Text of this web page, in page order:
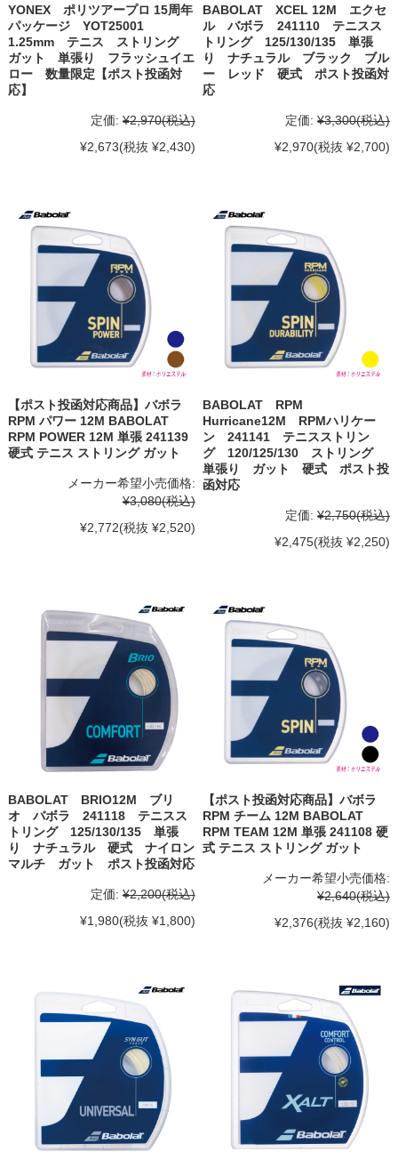
YONEX ポリツアープロ 15周年
パッケージ YOT25001
1.25mm テニス ストリング
ガット 単張り フラッシュイエ
ロー 数量限定【ポスト投函対
応】
定価: ¥2,970(税込)
¥2,673(税抜 ¥2,430)
BABOLAT XCEL 12M エクセ
ル バボラ 241110 テニスス
トリング 125/130/135 単張
り ナチュラル ブラック ブル
ー レッド 硬式 ポスト投函対
応
定価: ¥3,300(税込)
¥2,970(税抜 ¥2,700)
【ポスト投函対応商品】バボラ
RPM パワー 12M BABOLAT
RPM POWER 12M 単張 241139
硬式 テニス ストリング ガット
メーカー希望小売価格:
¥3,080(税込)
¥2,772(税抜 ¥2,520)
BABOLAT RPM
Hurricane12M RPMハリケー
ン 241141 テニスストリン
グ 120/125/130 ストリング
単張り ガット 硬式 ポスト投
函対応
定価: ¥2,750(税込)
¥2,475(税抜 ¥2,250)
BABOLAT BRIO12M ブリ
オ バボラ 241118 テニスス
トリング 125/130/135 単張
り ナチュラル 硬式 ナイロン
マルチ ガット ポスト投函対応
定価: ¥2,200(税込)
¥1,980(税抜 ¥1,800)
【ポスト投函対応商品】バボラ
RPM チーム 12M BABOLAT
RPM TEAM 12M 単張 241108 硬
式 テニス ストリング ガット
メーカー希望小売価格:
¥2,640(税込)
¥2,376(税抜 ¥2,160)